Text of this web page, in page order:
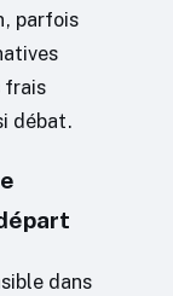
parfois
frais
débat.
dans